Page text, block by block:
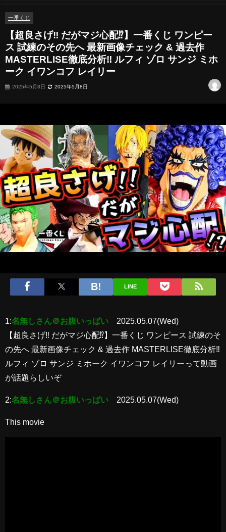
一番くじ
【超良さげ‼︎ だがマジ心配⁉︎】一番くじ ワンピー
ス 試練のその先へ 最新画像チェック & 過去作
MASTERLISE徹底分析‼︎ ルフィ ゾロ サンジ ミホ
ーク イワンコフ レイリー
2025年5月8日 2025年5月8日
LINE
1:名無しさん＠お腹いっぱい
2025.05.07(Wed)
【超良さげ‼︎ だがマジ心配⁉︎】一番くじ ワンピース 試練のそ
の先へ 最新画像チェック & 過去作 MASTERLISE徹底分析‼︎
ルフィ ゾロ サンジ ミホーク イワンコフ レイリーって動画
が話題らしいぞ
2:名無しさん＠お腹いっぱい 2025.05.07(Wed)
This movie